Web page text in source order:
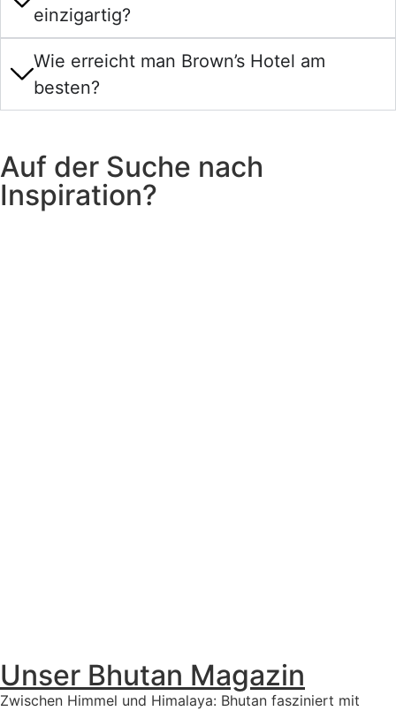
einzigartig?
Wie erreicht man Brown’s Hotel am
besten?
Auf der Suche nach
Inspiration?
Unser Bhutan Magazin
Zwischen Himmel und Himalaya: Bhutan fasziniert mit